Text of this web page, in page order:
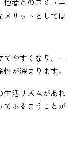
メリットとしては
てやすくなり、一
が深まります。
生活リズムがあれ
てふるまうことが